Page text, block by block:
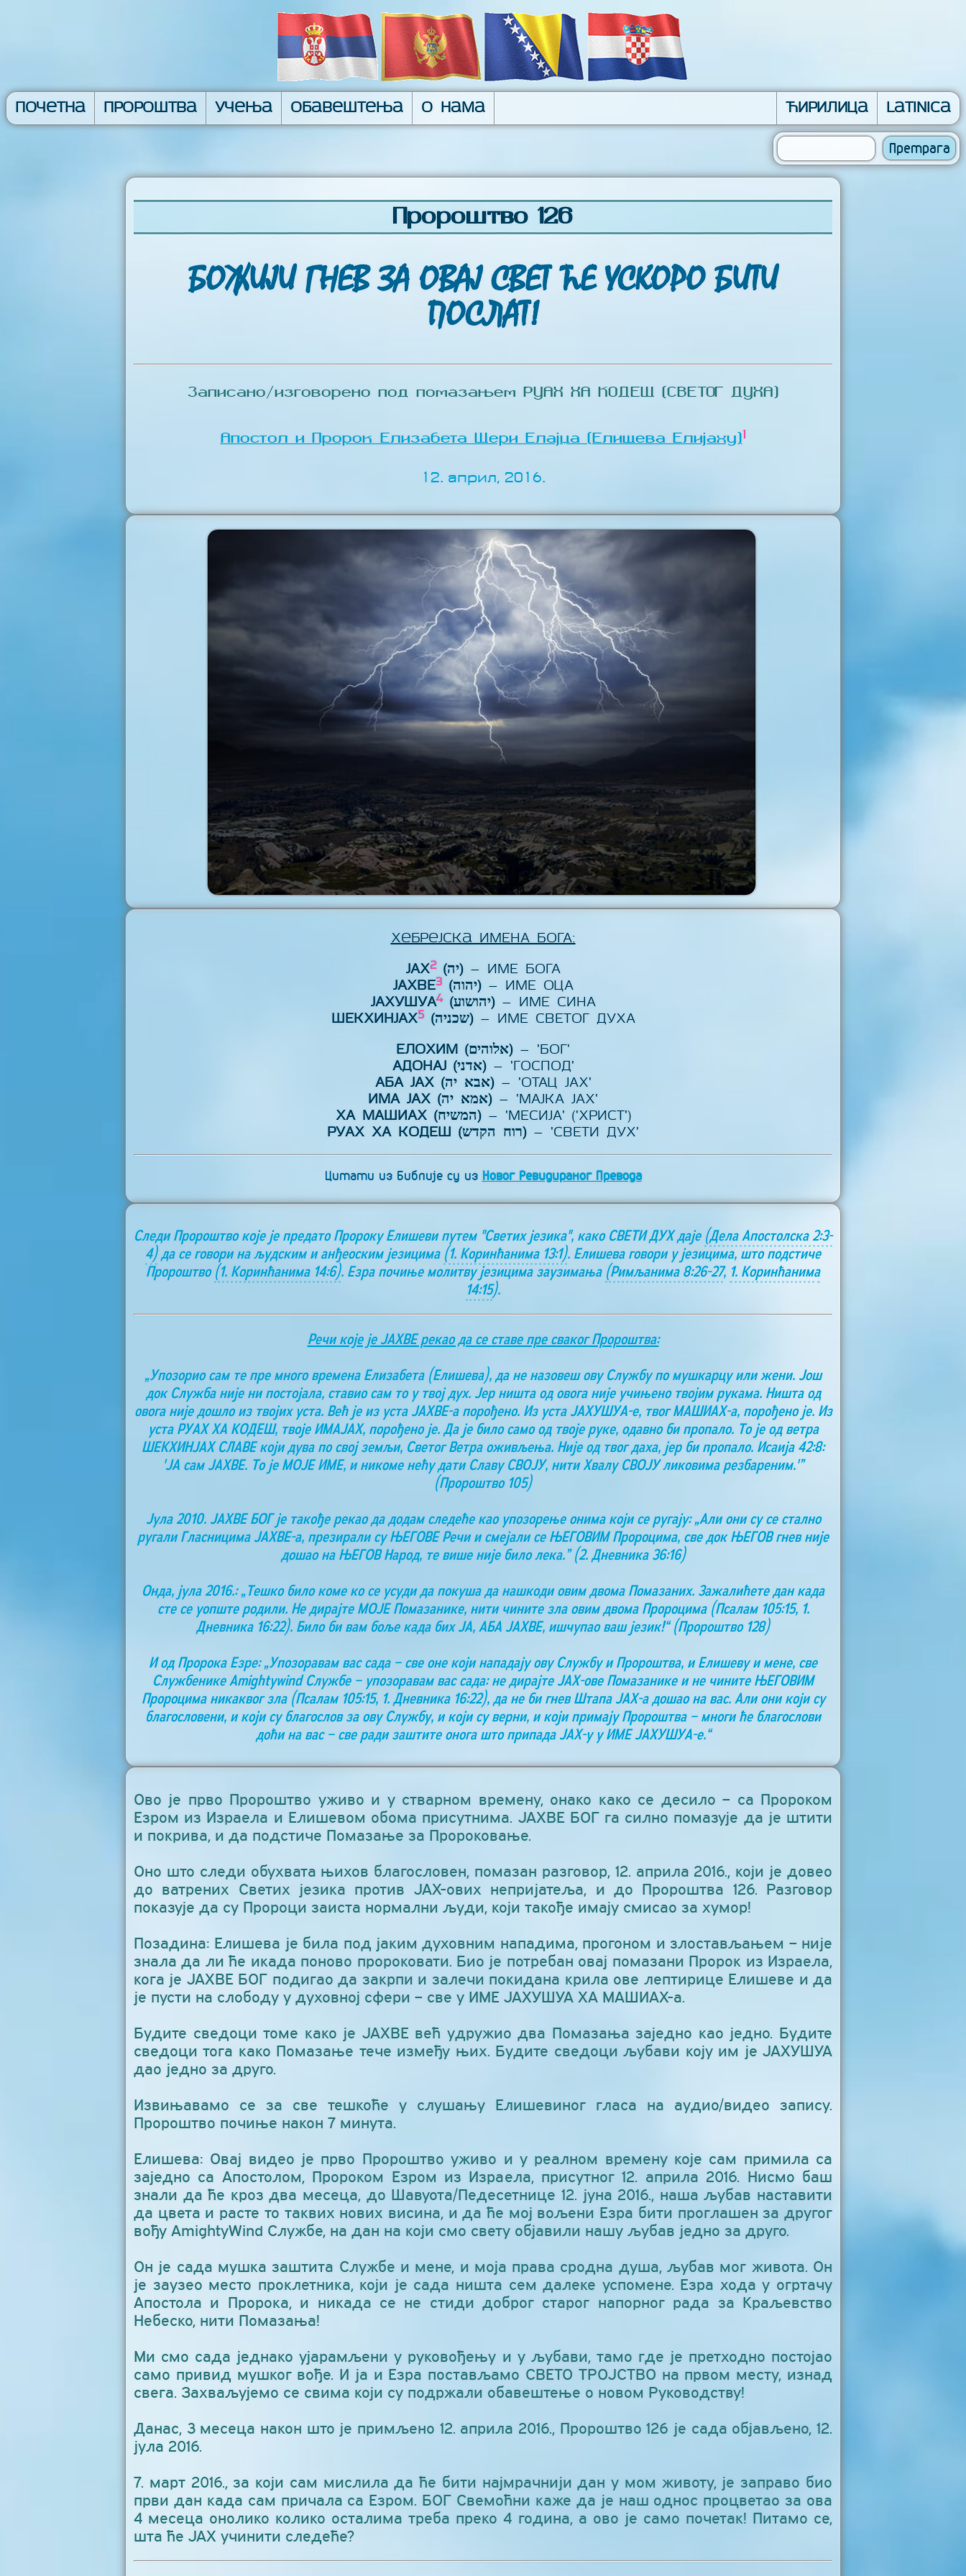
Почетна Пророштва Учења Обавештења О нама Latinica
Ћирилица
Пророштво 126
БОЖИЈИ ГНЕВ ЗА ОВАЈ СВЕТ ЋЕ УСКОРО БИТИ
ПОСЛАТ!
Записано/изговорено под помазањем РУАХ ХА КОДЕШ (СВЕТОГ ДУХА)
Апостол и Пророк Елизабета Шери Елајџа (Елишева Елијаху)1
12. април, 2016.
Хебрејска ИМЕНА БОГА:
ЈАХ2 (יה)– ИМЕ БОГА
ЈАХВЕ3 (יהוה)– ИМЕ ОЦА
ЈАХУШУА4 (יהושוע)– ИМЕ СИНА
ШЕКХИНЈАХ5 (שכניה)– ИМЕ СВЕТОГ ДУХА
ЕЛОХИМ (אלוהים)– 'БОГ'
АДОНАЈ (אדני)– 'ГОСПОД'
АБА ЈАХ (אבא יה)– 'ОТАЦ ЈАХ'
ИМА ЈАХ (אמא יה)– 'МАЈКА ЈАХ'
ХА МАШИАХ (המשיח)– 'МЕСИЈА' ('ХРИСТ')
РУАХ ХА КОДЕШ (רוח הקדש)– 'СВЕТИ ДУХ'
Цитати из Библије су из Новог Ревидираног Превода
Следи Пророштво које је предато Пророку Елишеви путем "Светих језика", како СВЕТИ ДУХ даје (Дела Апостолска 2:3-
4)да се говори на људским и анђеоским језицима (1. Коринћанима 13:1). Елишева говори у језицима, што подстиче
Пророштво (1. Коринћанима 14:6). Езра почиње молитву језицима заузимања (Римљанима 8:26-27, 1. Коринћанима
14:15).
Речи које је ЈАХВЕ рекао да се ставе пре сваког Пророштва:
„Упозорио сам те пре много времена Елизабета (Елишева), да не назовеш ову Службу по мушкарцу или жени. Још
док Служба није ни постојала, ставио сам то у твој дух. Јер ништа од овога није учињено твојим рукама. Ништа од
овога није дошло из твојих уста. Већ је из уста ЈАХВЕ-а порођено. Из уста ЈАХУШУА-е, твог МАШИАХ-а, порођено је. Из
уста РУАХ ХА КОДЕШ, твоје ИМАЈАХ, порођено је. Да је било само од твоје руке, одавно би пропало. То је од ветра
ШЕКХИНЈАХ СЛАВЕ који дува по свој земљи, Светог Ветра оживљења. Није од твог даха, јер би пропало. Исаија 42:8:
'ЈА сам ЈАХВЕ. То је МОЈЕ ИМЕ, и никоме нећу дати Славу СВОЈУ, нити Хвалу СВОЈУ ликовима резбареним.'”
(Пророштво 105)
Јула 2010. ЈАХВЕ БОГ је такође рекао да додам следеће као упозорење онима који се ругају: „Али они су се стално
ругали Гласницима ЈАХВЕ-а, презирали су ЊЕГОВЕ Речи и смејали се ЊЕГОВИМ Пророцима, све док ЊЕГОВ гнев није
дошао на ЊЕГОВ Народ, те више није било лека.” (2. Дневника 36:16)
Онда, јула 2016.: „Тешко било коме ко се усуди да покуша да нашкоди овим двома Помазаних. Зажалићете дан када
сте се уопште родили. Не дирајте МОЈЕ Помазанике, нити чините зла овим двома Пророцима (Псалам 105:15, 1.
Дневника 16:22). Било би вам боље када бих ЈА, АБА ЈАХВЕ, ишчупао ваш језик!“ (Пророштво 128)
И од Пророка Езре: „Упозоравам вас сада – све оне који нападају ову Службу и Пророштва, и Елишеву и мене, све
Службенике Аmightywind Службе – упозоравам вас сада: не дирајте ЈАХ-ове Помазанике и не чините ЊЕГОВИМ
Пророцима никаквог зла (Псалам 105:15, 1. Дневника 16:22), да не би гнев Штапа ЈАХ-а дошао на вас. Али они који су
благословени, и који су благослов за ову Службу, и који су верни, и који примају Пророштва – многи ће благослови
доћи на вас – све ради заштите онога што припада ЈАХ-у у ИМЕ ЈАХУШУА-е.“
Ово је прво Пророштво уживо и у стварном времену, онако како се десило – са Пророком
Езром из Израела и Елишевом обома присутнима. ЈАХВЕ БОГ га силно помазује да је штити
и покрива, и да подстиче Помазање за Пророковање.
Оно што следи обухвата њихов благословен, помазан разговор, 12. априла 2016., који је довео
до ватрених Светих језика против ЈАХ-ових непријатеља, и до Пророштва 126. Разговор
показује да су Пророци заиста нормални људи, који такође имају смисао за хумор!
Позадина: Елишева је била под јаким духовним нападима, прогоном и злостављањем – није
знала да ли ће икада поново пророковати. Био је потребан овај помазани Пророк из Израела,
кога је ЈАХВЕ БОГ подигао да закрпи и залечи покидана крила ове лептирице Елишеве и да
је пусти на слободу у духовној сфери – све у ИМЕ ЈАХУШУА ХА МАШИАХ-а.
Будите сведоци томе како је ЈАХВЕ већ удружио два Помазања заједно као једно. Будите
сведоци тога како Помазање тече између њих. Будите сведоци љубави коју им је ЈАХУШУА
дао једно за друго.
Извињавамо се за све тешкоће у слушању Елишевиног гласа на аудио/видео запису.
Пророштво почиње након 7 минута.
Елишева: Овај видео је прво Пророштво уживо и у реалном времену које сам примила са
заједно са Апостолом, Пророком Езром из Израела, присутног 12. априла 2016. Нисмо баш
знали да ће кроз два месеца, до Шавуота/Педесетнице 12. јуна 2016., наша љубав наставити
да цвета и расте то таквих нових висина, и да ће мој вољени Езра бити проглашен за другог
вођу AmightyWind Службе, на дан на који смо свету објавили нашу љубав једно за друго.
Он је сада мушка заштита Службе и мене, и моја права сродна душа, љубав мог живота. Он
је заузео место проклетника, који је сада ништа сем далеке успомене. Езра хода у огртачу
Апостола и Пророка, и никада се не стиди доброг старог напорног рада за Краљевство
Небеско, нити Помазања!
Ми смо сада једнако ујарамљени у руковођењу и у љубави, тамо где је претходно постојао
само привид мушког вође. И ја и Езра постављамо СВЕТО ТРОЈСТВО на првом месту, изнад
свега. Захваљујемо се свима који су подржали обавештење о новом Руководству!
Данас, 3 месеца након што је примљено 12. априла 2016., Пророштво 126 је сада објављено, 12.
јула 2016.
7. март 2016., за који сам мислила да ће бити најмрачнији дан у мом животу, је заправо био
први дан када сам причала са Езром. БОГ Свемоћни каже да је наш однос процветао за ова
4 месеца онолико колико осталима треба преко 4 година, а ово је само почетак! Питамо се,
шта ће ЈАХ учинити следеће?